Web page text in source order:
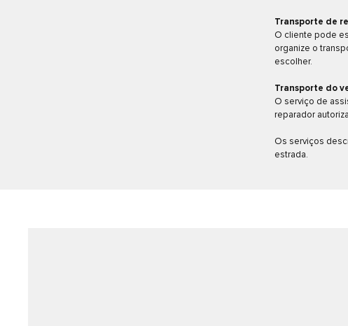
Transporte de
O cliente pode
organize o
escolher.
Transporte do
O serviço de
reparador
Os serviços
estrada.